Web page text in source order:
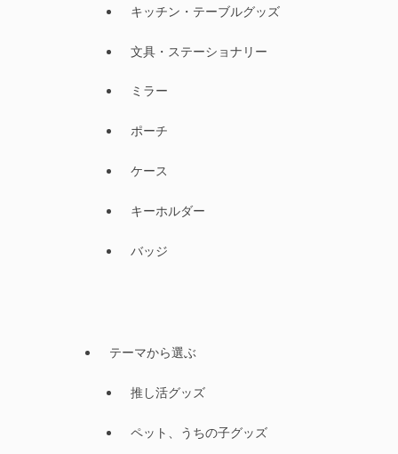
キッチン・テーブルグッズ
文具・ステーショナリー
ミラー
ポーチ
ケース
キーホルダー
バッジ
テーマから選ぶ
推し活グッズ
ペット、うちの子グッズ